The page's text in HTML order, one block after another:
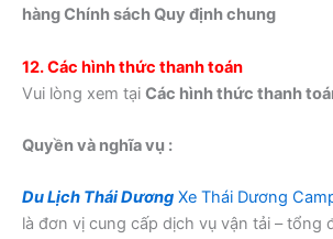
hàng Chính sách Quy định chung
12. Các hình thức thanh toán
Vui lòng xem tại Các hình thức thanh
Quyền và nghĩa vụ :
Du Lịch Thái Dương Xe Thái Dương
là đơn vị cung cấp dịch vụ vận tải – tổng